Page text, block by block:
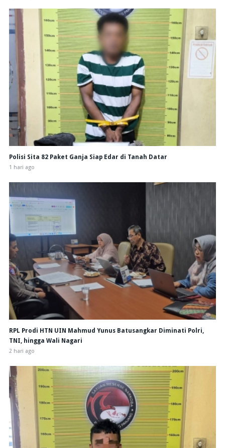
Polisi Sita 82 Paket Ganja Siap Edar di Tanah Datar
1 hari ago
RPL Prodi HTN UIN Mahmud Yunus Batusangkar Diminati Polri,
TNI, hingga Wali Nagari
2 hari ago